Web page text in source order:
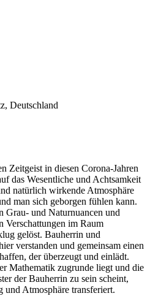
Deutschland
Zeitgeist in diesen Corona-Jahren
das Wesentliche und Achtsamkeit
natürlich wirkende Atmosphäre
man sich geborgen fühlen kann.
Grau- und Naturnuancen und
Verschattungen im Raum
gelöst. Bauherrin und
verstanden und gemeinsam einen
der überzeugt und einlädt.
Mathematik zugrunde liegt und die
der Bauherrin zu sein scheint,
Atmosphäre transferiert.